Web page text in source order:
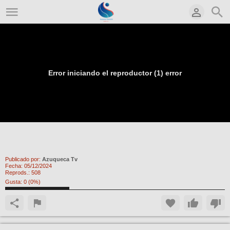
Error iniciando el reproductor (1) error
Publicado por: Azuqueca Tv
Fecha: 05/12/2024
Reprods.: 508
Gusta: 0 (0%)